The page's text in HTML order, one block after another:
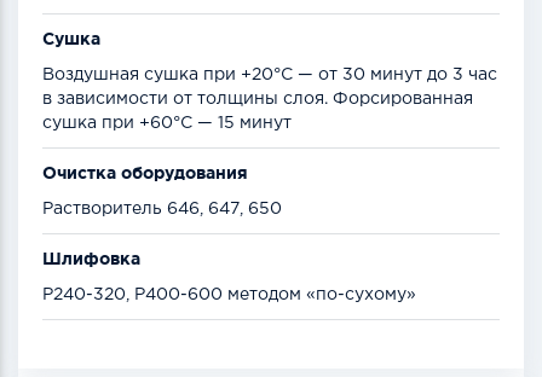
Сушка
Воздушная сушка при +20°С — от 30 минут до 3 час
в зависимости от толщины слоя. Форсированная
сушка при +60°С — 15 минут
Очистка оборудования
Растворитель 646, 647, 650
Шлифовка
Р240-320, Р400-600 методом «по-сухому»